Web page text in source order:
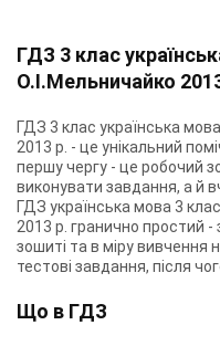
ГДЗ 3 клас
О.І.Мельничайко
ГДЗ 3 клас українська
2013 р. - це унікальний
першу чергу - це робочий
виконувати завдання, а й
ГДЗ українська мова 3
2013 р. гранично простий
зошиті та в міру вивчення
тестові завдання, після
Що в ГДЗ